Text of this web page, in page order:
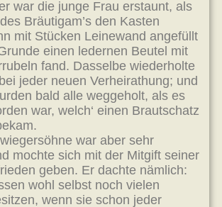
war die junge Frau erstaunt, als
Bräutigam’s den Kasten
mit Stücken Leinewand angefüllt
einen ledernen Beutel mit
fand. Dasselbe wiederholte
jeder neuen Verheirathung; und
bald alle weggeholt, als es
war, welch‘ einen Brautschatz
war aber sehr
mochte sich mit der Mitgift seiner
geben. Er dachte nämlich:
wohl selbst noch vielen
wenn sie schon jeder